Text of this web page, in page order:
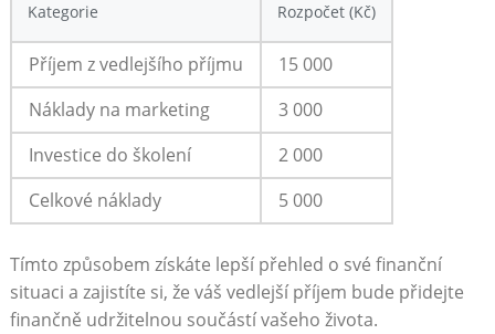
Kategorie Rozpočet (Kč)
Příjem z vedlejšího​ příjmu
15 000
Náklady na marketing
3 000
Investice⁢ do‍ školení
2 ⁣000
Celkové náklady
5 000
Tímto způsobem získáte‌ lepší přehled ​o své finanční
situaci a zajistíte ⁣si, že váš vedlejší příjem bude přidejte
⁤finančně⁤ udržitelnou ​součástí⁤ vašeho života.